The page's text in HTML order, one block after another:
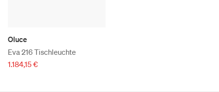
Oluce
Eva 216 Tischleuchte
1.184,15 €